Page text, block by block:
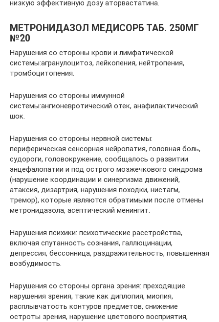
низкую эффективную дозу аторвастатина.
МЕТРОНИДАЗОЛ МЕДИСОРБ ТАБ. 250МГ
№20
Нарушения со стороны крови и лимфатической
системы:агранулоцитоз, лейкопения, нейтропения,
тромбоцитопения.
Нарушения со стороны иммунной
системы:ангионевротический отек, анафилактический
шок.
Нарушения со стороны нервной системы:
периферическая сенсорная нейропатия, головная боль,
судороги, головокружение, сообщалось о развитии
энцефалопатии и под острого мозжечкового синдрома
(нарушение координации и синергизма движений,
атаксия, дизартрия, нарушения походки, нистагм,
тремор), которые являются обратимыми после отмены
метронидазола, асептический менингит.
Нарушения психики: психотические расстройства,
включая спутанность сознания, галлюцинации,
депрессия, бессонница, раздражительность, повышенная
возбудимость.
Нарушения со стороны органа зрения: преходящие
нарушения зрения, такие как диплопия, миопия,
расплывчатость контуров предметов, снижение
остроты зрения, нарушение цветового восприятия,